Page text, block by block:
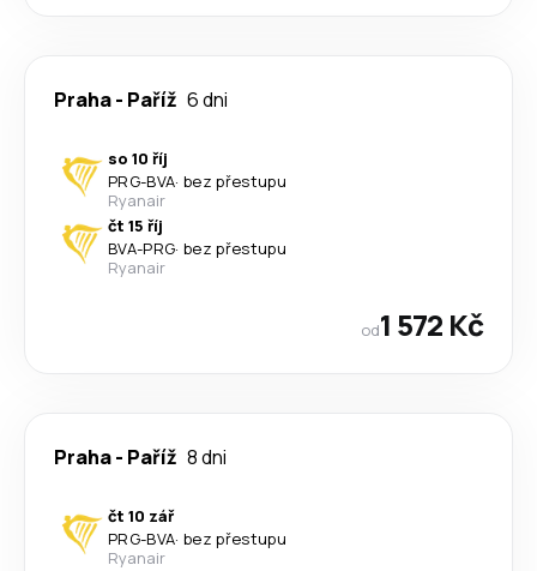
Praha- Paříž 6 dni
so 10 říj
PRG-BVA· bez přestupu
Ryanair
čt 15 říj
BVA-PRG· bez přestupu
Ryanair
od1 572 Kč
Praha- Paříž 8 dni
čt 10 zář
PRG-BVA· bez přestupu
Ryanair